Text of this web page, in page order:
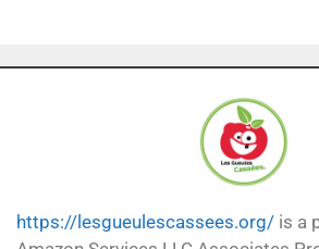
https://lesgueulescassees.org/ is a